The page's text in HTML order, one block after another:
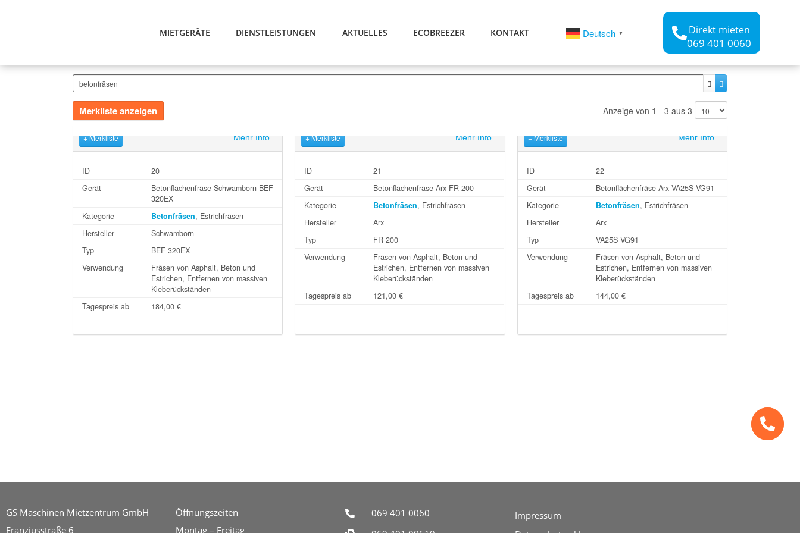
MIETGERÄTE DIENSTLEISTUNGEN AKTUELLES ECOBREEZER KONTAKT Deutsch ▼ Direkt mieten
069 401 0060
Merkliste anzeigen Anzeige von 1 - 3 aus 3
+ Merkliste Mehr Info
ID
20
Gerät
Betonflächenfräse Schwamborn BEF
320EX
Kategorie
Betonfräsen, Estrichfräsen
Hersteller
Schwamborn
Typ
BEF 320EX
Verwendung
Fräsen von Asphalt, Beton und
Estrichen, Entfernen von massiven
Kleberückständen
Tagespreis ab
184,00 €
+ Merkliste Mehr Info
ID
21
Gerät
Betonflächenfräse Arx FR 200
Kategorie
Betonfräsen, Estrichfräsen
Hersteller
Arx
Typ
FR 200
Verwendung
Fräsen von Asphalt, Beton und
Estrichen, Entfernen von massiven
Kleberückständen
Tagespreis ab
121,00 €
+ Merkliste Mehr Info
ID
22
Gerät
Betonflächenfräse Arx VA25S VG91
Kategorie
Betonfräsen, Estrichfräsen
Hersteller
Arx
Typ
VA25S VG91
Verwendung
Fräsen von Asphalt, Beton und
Estrichen, Entfernen von massiven
Kleberückständen
Tagespreis ab
144,00 €
GS Maschinen Mietzentrum GmbH
Franziusstraße 6
Öffnungszeiten
Montag – Freitag
069 401 0060
Impressum